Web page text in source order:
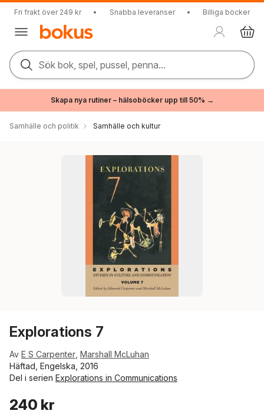
Fri frakt över 249 kr • Snabba leveranser • Billiga böcker
Sök bok, spel, pussel, penna...
Skapa nya rutiner – hälsoböcker upp till 50% →
Samhälle och politik Samhälle och kultur
Explorations 7
Av E S Carpenter Marshall McLuhan
Häftad, Engelska, 2016
Del i serien Explorations in Communications
240 kr